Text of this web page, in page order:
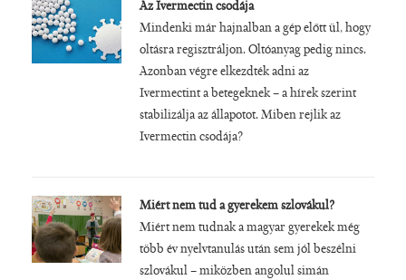
Az Ivermectin csodája
Mindenki már hajnalban a gép előtt ül, hogy
oltásra regisztráljon. Oltóanyag pedig nincs.
Azonban végre elkezdték adni az
Ivermectint a betegeknek – a hírek szerint
stabilizálja az állapotot. Miben rejlik az
Ivermectin csodája?
Miért nem tud a gyerekem szlovákul?
Miért nem tudnak a magyar gyerekek még
több év nyelvtanulás után sem jól beszélni
szlovákul – miközben angolul simán